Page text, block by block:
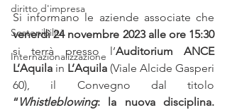
diritto d'impresa
Sostenibilità
Internazionalizzazione
venerdì 24 novembre 2023 alle ore 15:30
si terrà presso l’Auditorium ANCE
L’Aquila in L’Aquila (Viale Alcide Gasperi
“Whistleblowing: la nuova disciplina.